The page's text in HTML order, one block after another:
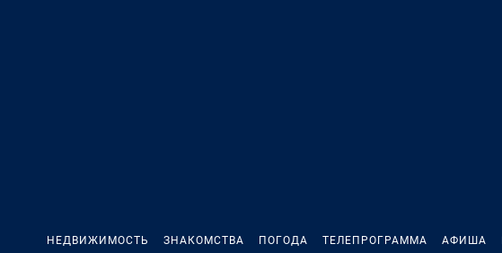
НЕДВИЖИМОСТЬ ЗНАКОМСТВА ПОГОДА ТЕЛЕПРОГРАММА АФИША